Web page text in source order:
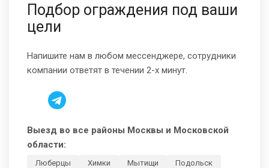
Подбор ограждения под ваши
цели
Напишите нам в любом мессенджере, сотрудники
компании ответят в течении 2-х минут.
Выезд во все районы Москвы и Московской
области:
Люберцы Химки Мытищи
Подольск